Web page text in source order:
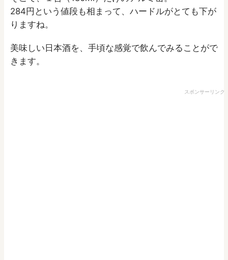
284円という値段も相まって、ハードルがとても下が
りますね。
美味しい日本酒を、手頃な感覚で飲んでみることがで
きます。
スポンサーリンク